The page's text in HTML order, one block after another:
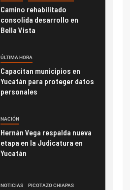
Camino rehabilitado
consolida desarrollo en
Bella Vista
ÚLTIMA HORA
Capacitan municipios en
Yucatán para proteger datos
personales
NACIÓN
Hernán Vega respalda nueva
etapa en la Judicatura en
Yucatán
NOTICIAS PICOTAZO CHIAPAS